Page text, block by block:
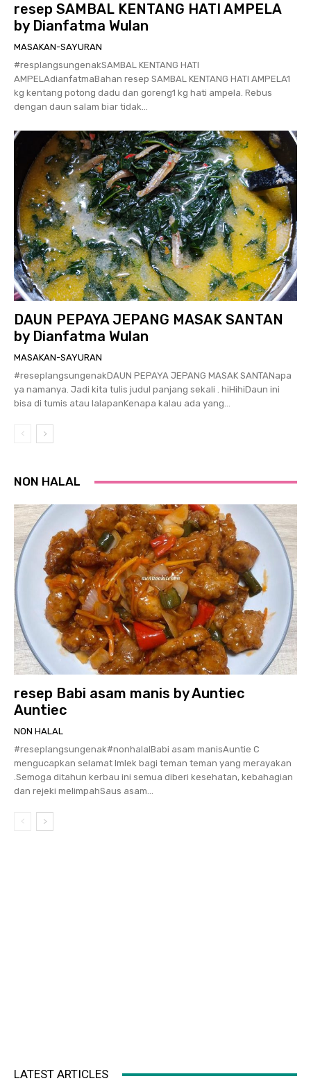
resep SAMBAL KENTANG HATI AMPELA
by Dianfatma Wulan
MASAKAN-SAYURAN
#resplangsungenakSAMBAL KENTANG HATI
AMPELAdianfatmaBahan resep SAMBAL KENTANG HATI AMPELA1
kg kentang potong dadu dan goreng1 kg hati ampela. Rebus
dengan daun salam biar tidak...
DAUN PEPAYA JEPANG MASAK SANTAN
by Dianfatma Wulan
MASAKAN-SAYURAN
#reseplangsungenakDAUN PEPAYA JEPANG MASAK SANTANapa
ya namanya. Jadi kita tulis judul panjang sekali . hiHihiDaun ini
bisa di tumis atau lalapanKenapa kalau ada yang...
NON HALAL
resep Babi asam manis by Auntiec
Auntiec
NON HALAL
#reseplangsungenak#nonhalalBabi asam manisAuntie C
mengucapkan selamat Imlek bagi teman teman yang merayakan
.Semoga ditahun kerbau ini semua diberi kesehatan, kebahagian
dan rejeki melimpahSaus asam...
LATEST ARTICLES